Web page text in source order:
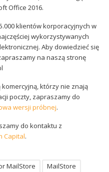
Office 2016.
klientów korporacyjnych w
wykorzystywanych
Aby dowiedzieć się
na naszą stronę
którzy nie znają
poczty, zapraszamy do
wersji próbnej.
do kontaktu z
Capital.
MailStore
MailStore